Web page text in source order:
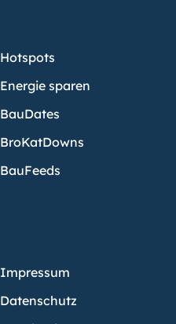
Hotspots
Energie sparen
BauDates
BroKatDowns
BauFeeds
Impressum
Datenschutz